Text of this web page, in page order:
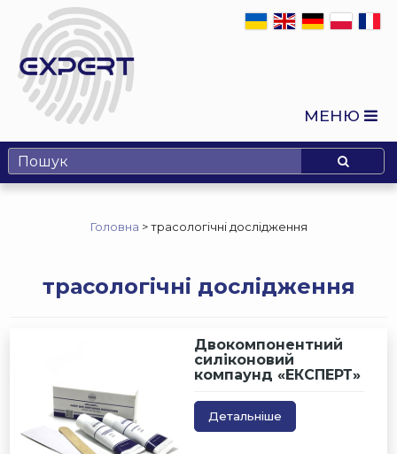
МЕНЮ
Головна >трасологічні дослідження
трасологічні дослідження
Двокомпонентний
силіконовий
компаунд «ЕКСПЕРТ»
Детальніше